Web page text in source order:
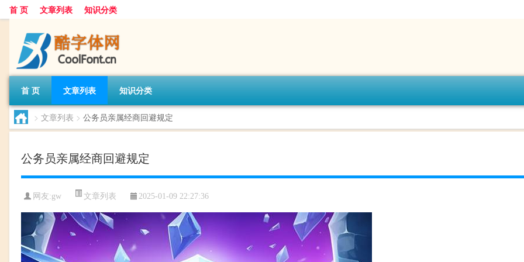
首 页 文章列表 知识分类
首 页 文章列表 知识分类
> 文章列表 > 公务员亲属经商回避规定
公务员亲属经商回避规定
网友:gw 文章列表 2025-01-09 22:27:36